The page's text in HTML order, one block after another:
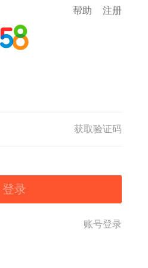
帮助 注册
获取验证码
登录
账号登录